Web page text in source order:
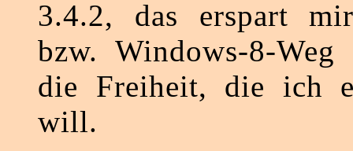
3.4.2, das erspart
bzw. Windows-8-
die Freiheit, die ich
will.